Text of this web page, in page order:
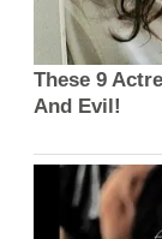
These 9
And Evil!